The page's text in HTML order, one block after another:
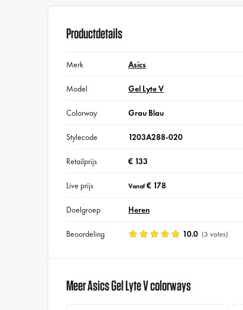
Productdetails
Merk Asics
Model Gel Lyte V
Colorway Grau Blau
Stylecode 1203A288-020
Retailprijs € 133
Live prijs Vanaf€ 178
Doelgroep Heren
Beoordeling 10.0 (3 votes)
Meer Asics Gel Lyte V colorways